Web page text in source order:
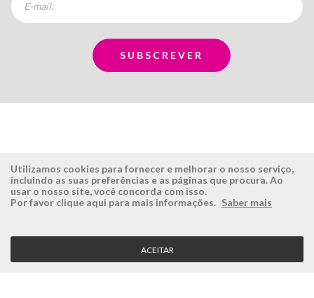
ÉSISTEMAS
Empresa
Visão, Missão e Valores
ÁREA RESERVADA
Login
Recuperar Password
Utilizamos cookies para fornecer e melhorar o nosso serviço,
incluindo as suas preferências e as páginas que procura. Ao
usar o nosso site, você concorda com isso.
Por favor clique aqui para mais informações. Saber mais
ACEITAR